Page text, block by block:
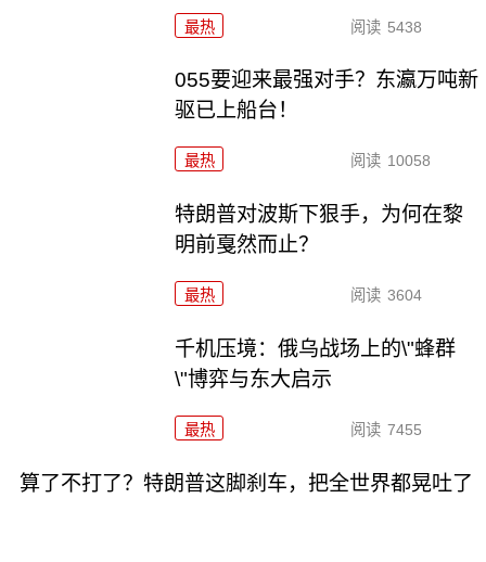
最热 阅读 5438
055要迎来最强对手？东瀛万吨新
驱已上船台！
最热 阅读 10058
特朗普对波斯下狠手，为何在黎
明前戛然而止？
最热 阅读 3604
千机压境：俄乌战场上的\"蜂群
\"博弈与东大启示
最热 阅读 7455
算了不打了？特朗普这脚刹车，把全世界都晃吐了